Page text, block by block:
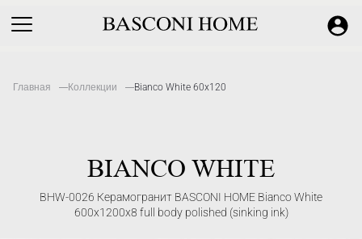
Главная Коллекции Bianco White 60x120
BIANCO WHITE
BHW-0026 Керамогранит BASCONI HOME Bianco White
600x1200x8 full body polished (sinking ink)